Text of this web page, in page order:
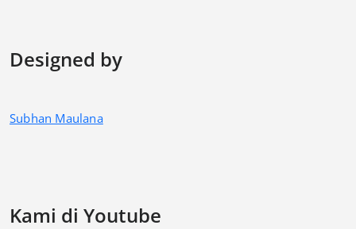
Designed by
Subhan Maulana
Kami di Youtube